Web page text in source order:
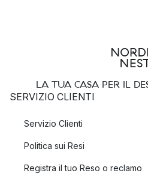
LA TUA CASA PER IL
SERVIZIO CLIENTI
Servizio Clienti
Politica sui Resi
Registra il tuo Reso o reclamo